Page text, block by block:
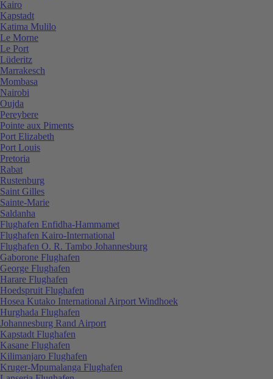
Kairo
Kapstadt
Katima Mulilo
Le Morne
Le Port
Lüderitz
Marrakesch
Mombasa
Nairobi
Oujda
Pereybere
Pointe aux Piments
Port Elizabeth
Port Louis
Pretoria
Rabat
Rustenburg
Saint Gilles
Sainte-Marie
Saldanha
Flughafen Enfidha-Hammamet
Flughafen Kairo-International
Flughafen O. R. Tambo Johannesburg
Gaborone Flughafen
George Flughafen
Harare Flughafen
Hoedspruit Flughafen
Hosea Kutako International Airport Windhoek
Hurghada Flughafen
Johannesburg Rand Airport
Kapstadt Flughafen
Kasane Flughafen
Kilimanjaro Flughafen
Kruger-Mpumalanga Flughafen